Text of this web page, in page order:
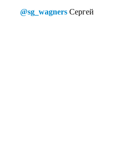
@sg_wagners Сергей